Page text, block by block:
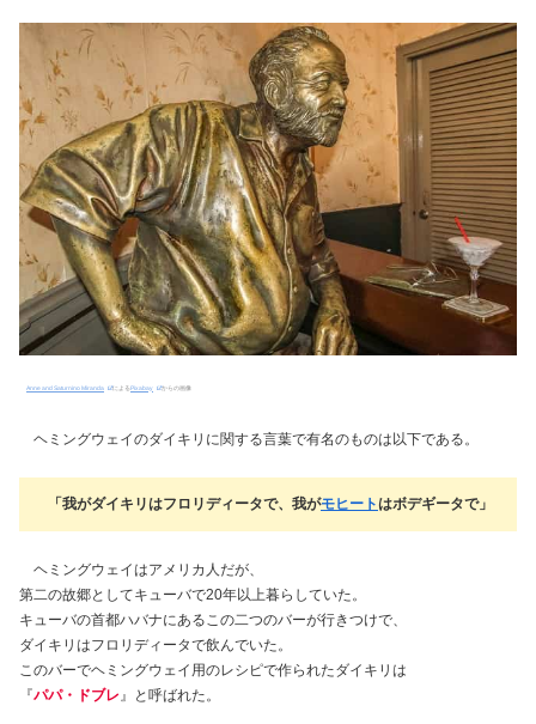
Anne and Saturnino Miranda によるPixabay からの画像
ヘミングウェイのダイキリに関する言葉で有名のものは以下である。
「我がダイキリはフロリディータで、我がモヒートはボデギータで」
ヘミングウェイはアメリカ人だが、
第二の故郷としてキューバで20年以上暮らしていた。
キューバの首都ハバナにあるこの二つのバーが行きつけで、
ダイキリはフロリディータで飲んでいた。
このバーでヘミングウェイ用のレシピで作られたダイキリは
『パパ・ドブレ』と呼ばれた。